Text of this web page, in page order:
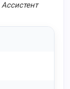
Aссистент